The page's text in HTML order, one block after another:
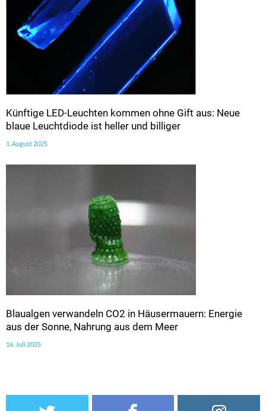
Künftige LED-Leuchten kommen ohne Gift aus: Neue
blaue Leuchtdiode ist heller und billiger
1. August 2025
Blaualgen verwandeln CO2 in Häusermauern: Energie
aus der Sonne, Nahrung aus dem Meer
16. Juli 2025